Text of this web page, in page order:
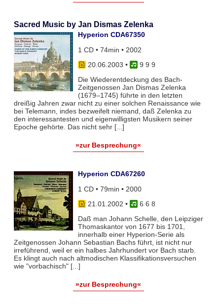
Sacred Music by Jan Dismas Zelenka
Hyperion CDA67350
1 CD • 74min • 2002
20.06.2003 •
9 9 9
Die Wiederentdeckung des Bach-
Zeitgenossen Jan Dismas Zelenka
(1679–1745) führte in den letzten
dreißig Jahren zwar nicht zu einer solchen Renaissance wie
bei Telemann, indes bezweifelt niemand, daß Zelenka zu
den interessantesten und eigenwilligsten Musikern seiner
Epoche gehörte. Das nicht sehr [...]
»zur Besprechung«
Hyperion CDA67260
1 CD • 79min • 2000
21.01.2002 •
6 6 8
Daß man Johann Schelle, den Leipziger
Thomaskantor von 1677 bis 1701,
innerhalb einer Hyperion-Serie als
Zeitgenossen Johann Sebastian Bachs führt, ist nicht nur
irreführend, weil er ein halbes Jahrhundert vor Bach starb.
Es klingt auch nach altmodischen Klassifikationsversuchen
wie "vorbachisch" [...]
»zur Besprechung«